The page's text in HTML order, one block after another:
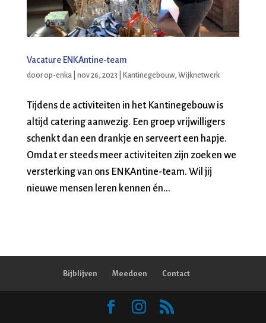
Vacature ENKAntine-team
doorop-enka| nov 26, 2023 Kantinegebouw, Wijknetwerk
Tijdens de activiteiten in het Kantinegebouw is
altijd catering aanwezig. Een groep vrijwilligers
schenkt dan een drankje en serveert een hapje.
Omdat er steeds meer activiteiten zijn zoeken we
versterking van ons ENKAntine-team. Wil jij
nieuwe mensen leren kennen én...
Bijblijven Meedoen Contact